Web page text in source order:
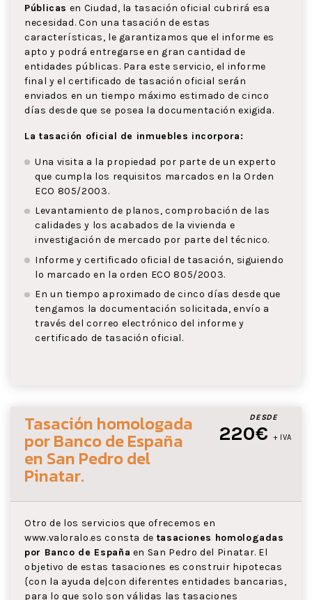
Públicas en Ciudad, la tasación oficial cubrirá esa
necesidad. Con una tasación de estas
características, le garantizamos que el informe es
apto y podrá entregarse en gran cantidad de
entidades públicas. Para este servicio, el informe
final y el certificado de tasación oficial serán
enviados en un tiempo máximo estimado de cinco
días desde que se posea la documentación exigida.
La tasación oficial de inmuebles incorpora:
Una visita a la propiedad por parte de un experto
que cumpla los requisitos marcados en la Orden
ECO 805/2003.
Levantamiento de planos, comprobación de las
calidades y los acabados de la vivienda e
investigación de mercado por parte del técnico.
Informe y certificado oficial de tasación, siguiendo
lo marcado en la orden ECO 805/2003.
En un tiempo aproximado de cinco días desde que
tengamos la documentación solicitada, envío a
través del correo electrónico del informe y
certificado de tasación oficial.
DESDE
220€ + IVA
Tasación homologada
por Banco de España
en San Pedro del
Pinatar.
Otro de los servicios que ofrecemos en
www.valoralo.es consta de tasaciones homologadas
por Banco de España en San Pedro del Pinatar. El
objetivo de estas tasaciones es construir hipotecas
{con la ayuda de|con diferentes entidades bancarias,
para lo que solo son válidas las tasaciones